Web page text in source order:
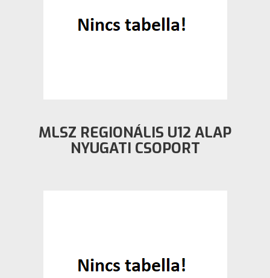
MLSZ REGIONÁLIS U12 ALAP
NYUGATI CSOPORT